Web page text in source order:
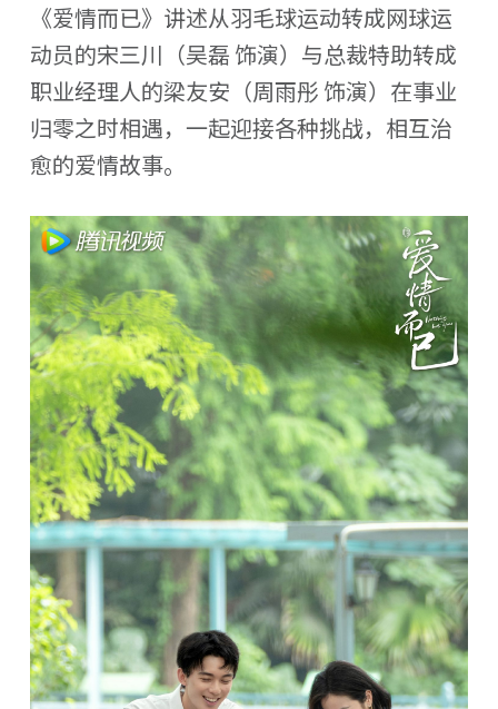
《爱情而已》讲述从羽毛球运动转成网球运
动员的宋三川（吴磊 饰演）与总裁特助转成
职业经理人的梁友安（周雨彤 饰演）在事业
归零之时相遇，一起迎接各种挑战，相互治
愈的爱情故事。